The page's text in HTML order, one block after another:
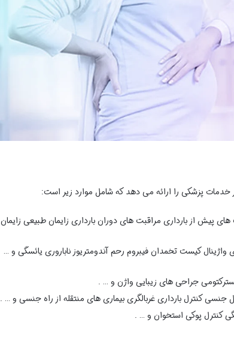
خدمات پزشکی را ارائه می دهد که شامل موارد زیر است:
پیش از بارداری مراقبت های دوران بارداری زایمان طبیعی زایمان
کیست تخمدان فیبروم رحم آندومتریوز ناباروری یائسگی و …
جراحی های زیبایی واژن و … .
جنسی کنترل بارداری غربالگری بیماری های منتقله از راه جنسی و … .
کنترل پوکی استخوان و … .